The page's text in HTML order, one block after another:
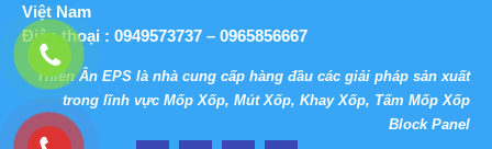
Việt Nam
Điện thoại : 0949573737 – 0965856667
Thiên Ân EPS là nhà cung cấp hàng đầu các giải pháp sản xuất
trong lĩnh vực Mốp Xốp, Mút Xốp, Khay Xốp, Tấm Mốp Xốp
Block Panel